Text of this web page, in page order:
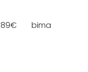
89€ bima